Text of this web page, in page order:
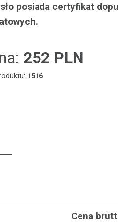
posiada certyfikat
252 PLN
1516
Cena